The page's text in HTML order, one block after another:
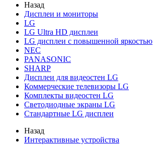
Назад
Дисплеи и мониторы
LG
LG Ultra HD дисплеи
LG дисплеи с повышенной яркостью
NEC
PANASONIC
SHARP
Дисплеи для видеостен LG
Коммерческие телевизоры LG
Комплекты видеостен LG
Светодиодные экраны LG
Стандартные LG дисплеи
Назад
Интерактивные устройства